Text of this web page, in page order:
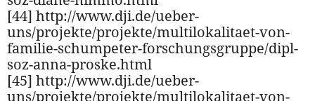
[44] http://www.dji.de/ueber-
uns/projekte/projekte/multilokalitaet-von-
familie-schumpeter-forschungsgruppe/dipl-
soz-anna-proske.html
[45] http://www.dji.de/ueber-
uns/projekte/projekte/multilokalitaet-von-